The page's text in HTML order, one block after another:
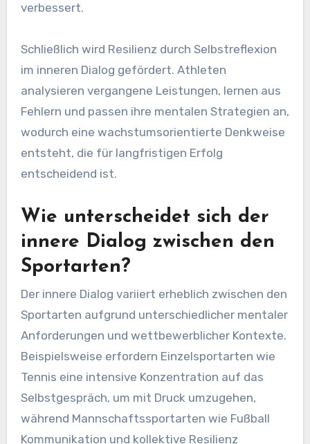
verbessert.
Schließlich wird Resilienz durch Selbstreflexion
im inneren Dialog gefördert. Athleten
analysieren vergangene Leistungen, lernen aus
Fehlern und passen ihre mentalen Strategien an,
wodurch eine wachstumsorientierte Denkweise
entsteht, die für langfristigen Erfolg
entscheidend ist.
Wie unterscheidet sich der
innere Dialog zwischen den
Sportarten?
Der innere Dialog variiert erheblich zwischen den
Sportarten aufgrund unterschiedlicher mentaler
Anforderungen und wettbewerblicher Kontexte.
Beispielsweise erfordern Einzelsportarten wie
Tennis eine intensive Konzentration auf das
Selbstgespräch, um mit Druck umzugehen,
während Mannschaftssportarten wie Fußball
Kommunikation und kollektive Resilienz